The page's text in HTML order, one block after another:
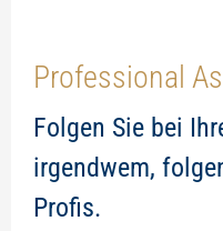
Professional
Folgen Sie bei
irgendwem,
Profis.